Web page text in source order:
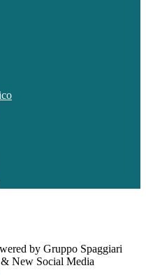
by Gruppo Spaggiari
New Social Media